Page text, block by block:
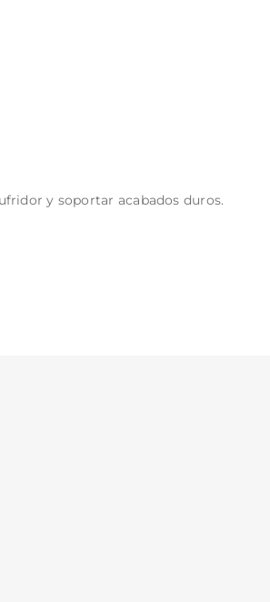
y soportar acabados duros.